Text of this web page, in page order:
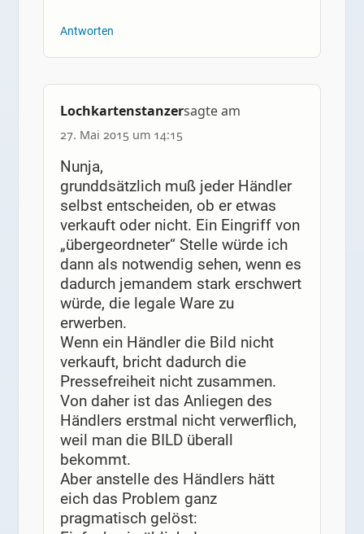
Antworten
Lochkartenstanzersagte am
27. Mai 2015 um 14:15
Nunja,
grunddsätzlich muß jeder Händler
selbst entscheiden, ob er etwas
verkauft oder nicht. Ein Eingriff von
„übergeordneter“ Stelle würde ich
dann als notwendig sehen, wenn es
dadurch jemandem stark erschwert
würde, die legale Ware zu
erwerben.
Wenn ein Händler die Bild nicht
verkauft, bricht dadurch die
Pressefreiheit nicht zusammen.
Von daher ist das Anliegen des
Händlers erstmal nicht verwerflich,
weil man die BILD überall
bekommt.
Aber anstelle des Händlers hätt
eich das Problem ganz
pragmatisch gelöst: